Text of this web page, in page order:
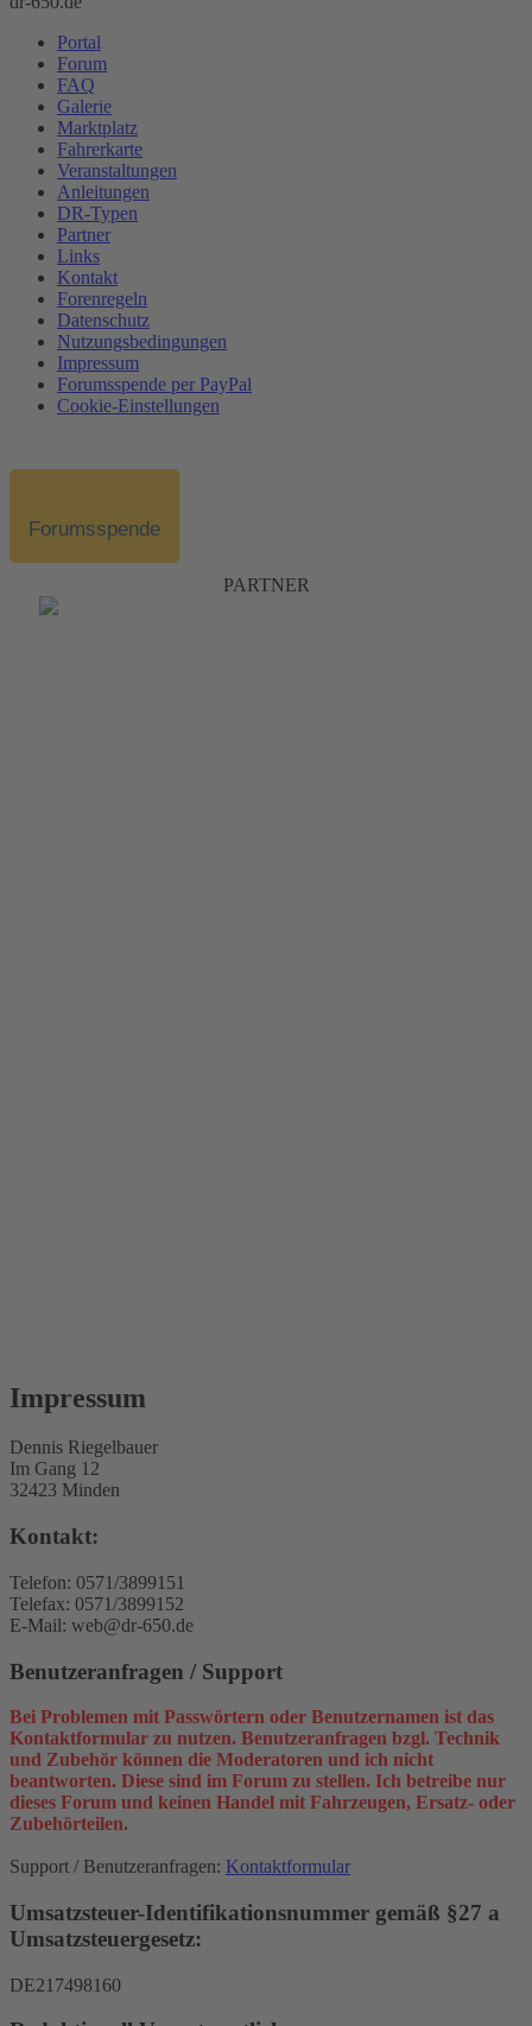
Portal
Forum
FAQ
Galerie
Marktplatz
Fahrerkarte
Veranstaltungen
Anleitungen
DR-Typen
Partner
Links
Kontakt
Forenregeln
Datenschutz
Nutzungsbedingungen
Impressum
Forumsspende per PayPal
Cookie-Einstellungen
Forumsspende
PARTNER
Impressum
Dennis Riegelbauer
Im Gang 12
32423 Minden
Kontakt:
Telefon: 0571/3899151
Telefax: 0571/3899152
E-Mail: web@dr-650.de
Benutzeranfragen / Support
Bei Problemen mit Passwörtern oder Benutzernamen ist das
Kontaktformular zu nutzen. Benutzeranfragen bzgl. Technik
und Zubehör können die Moderatoren und ich nicht
beantworten. Diese sind im Forum zu stellen. Ich betreibe nur
dieses Forum und keinen Handel mit Fahrzeugen, Ersatz- oder
Zubehörteilen.
Support / Benutzeranfragen: Kontaktformular
Umsatzsteuer-Identifikationsnummer gemäß §27 a
Umsatzsteuergesetz:
DE217498160